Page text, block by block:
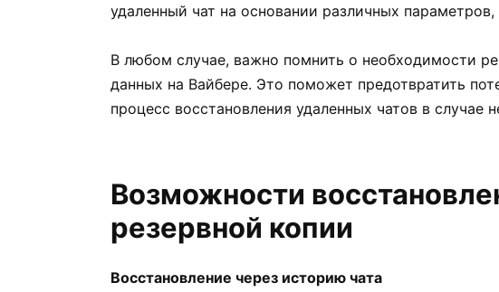
удаленный чат на основании различных
В любом случае, важно помнить о необходимости
данных на Вайбере. Это поможет предотвратить
процесс восстановления удаленных чатов в случае
Возможности
резервной копии
Восстановление через историю чата